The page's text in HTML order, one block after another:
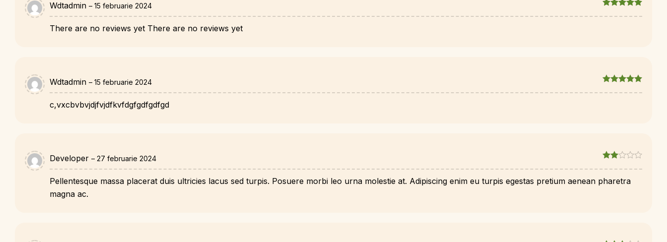
Wdtadmin – 15 februarie 2024
There are no reviews yet There are no reviews yet
Wdtadmin – 15 februarie 2024
c,vxcbvbvjdjfvjdfkvfdgfgdfgdfgd
Developer – 27 februarie 2024
Pellentesque massa placerat duis ultricies lacus sed turpis. Posuere morbi leo urna molestie at. Adipiscing enim eu turpis egestas pretium aenean pharetra
magna ac.